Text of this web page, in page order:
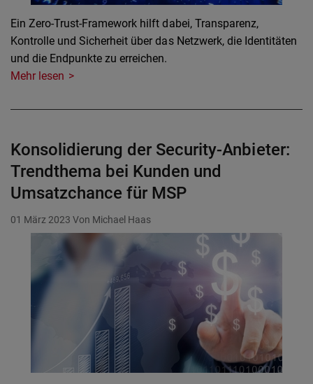
Ein Zero-Trust-Framework hilft dabei, Transparenz,
Kontrolle und Sicherheit über das Netzwerk, die Identitäten
und die Endpunkte zu erreichen.
Mehr lesen
Konsolidierung der Security-Anbieter:
Trendthema bei Kunden und
Umsatzchance für MSP
01 März 2023 Von Michael Haas